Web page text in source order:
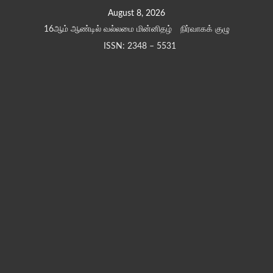
August 8, 2026
16ஆம் ஆண்டில் வல்லமை மின்னிதழ்
நிர்வாகக் குழு
ISSN: 2348 – 5531